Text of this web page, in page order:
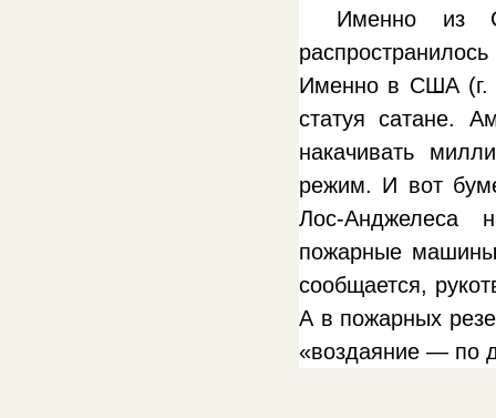
Именно из
Именно в США (г.
статуя сатане.
накачивать
режим. И вот
Лос-Анджелеса
пожарные
сообщается,
А в пожарных
«воздаяние — по